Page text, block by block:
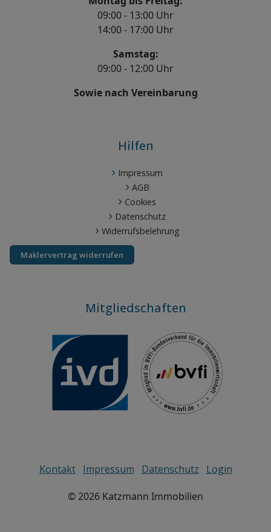
09:00 - 13:00 Uhr
14:00 - 17:00 Uhr
Samstag:
09:00 - 12:00 Uhr
Sowie nach Vereinbarung
Hilfen
Impressum
AGB
Cookies
Datenschutz
Widerrufsbelehrung
Maklervertrag widerrufen
Mitgliedschaften
Kontakt Impressum Datenschutz Login
©2026 Katzmann Immobilien